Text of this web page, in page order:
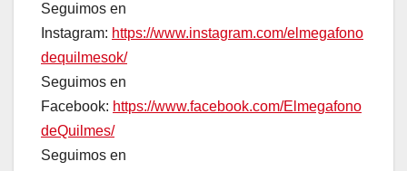
Seguimos en
Instagram: https://www.instagram.com/elmegafono
dequilmesok/
Seguimos en
Facebook: https://www.facebook.com/Elmegafono
deQuilmes/
Seguimos en